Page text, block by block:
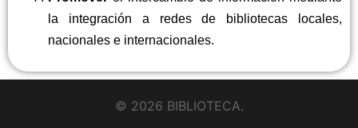
la integración a redes de bibliotecas locales,
nacionales e internacionales.
© 2026 BIBLIOTECA.